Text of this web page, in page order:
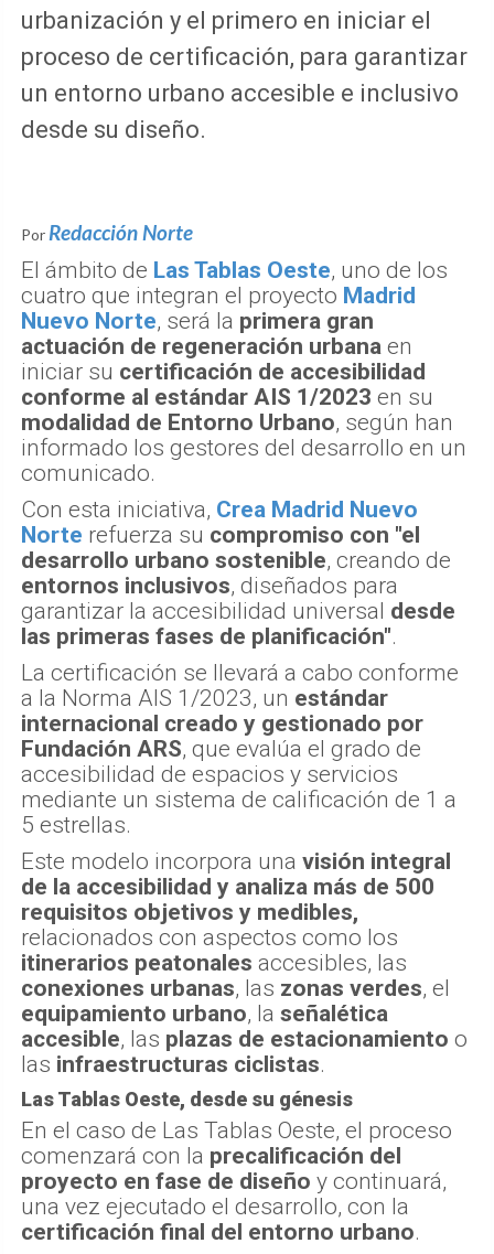
urbanización y el primero en iniciar el
proceso de certificación, para garantizar
un entorno urbano accesible e inclusivo
desde su diseño.
Por Redacción Norte
El ámbito de Las Tablas Oeste, uno de los
cuatro que integran el proyecto Madrid
Nuevo Norte, será la primera gran
actuación de regeneración urbana en
iniciar su certificación de accesibilidad
conforme al estándar AIS 1/2023 en su
modalidad de Entorno Urbano, según han
informado los gestores del desarrollo en un
comunicado.
Con esta iniciativa, Crea Madrid Nuevo
Norte refuerza su compromiso con "el
desarrollo urbano sostenible, creando de
entornos inclusivos, diseñados para
garantizar la accesibilidad universal desde
las primeras fases de planificación".
La certificación se llevará a cabo conforme
a la Norma AIS 1/2023, un estándar
internacional creado y gestionado por
Fundación ARS, que evalúa el grado de
accesibilidad de espacios y servicios
mediante un sistema de calificación de 1 a
5 estrellas.
Este modelo incorpora una visión integral
de la accesibilidad y analiza más de 500
requisitos objetivos y medibles,
relacionados con aspectos como los
itinerarios peatonales accesibles, las
conexiones urbanas, las zonas verdes, el
equipamiento urbano, la señalética
accesible, las plazas de estacionamiento o
las infraestructuras ciclistas.
Las Tablas Oeste, desde su génesis
En el caso de Las Tablas Oeste, el proceso
comenzará con la precalificación del
proyecto en fase de diseño y continuará,
una vez ejecutado el desarrollo, con la
certificación final del entorno urbano.